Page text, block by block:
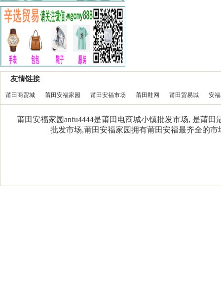
友情链接
莆田商贸城 莆田安福家园 莆田安福市场 莆田鞋网 莆田贸易城 安
莆田安福家园anfu4444是莆田电商城小镇批发市场, 是莆
批发市场,莆田安福家园拥有莆田安福最齐全的